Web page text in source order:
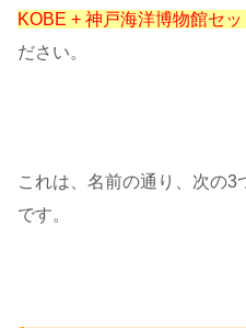
KOBE + 神戸海洋博物館セッ
ださい。
これは、名前の通り、次の
です。